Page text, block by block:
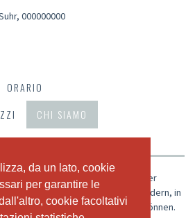
da un lato, cookie
per garantire le
cookie facoltativi
da un lato, cookie
per garantire le
cookie facoltativi
, 000000000
ORARIO
CHI SIAMO
für Functional Fitness in der
ist es, eine Gemeinschaft zu fördern, in
Leistungsstufen sich entfalten können.